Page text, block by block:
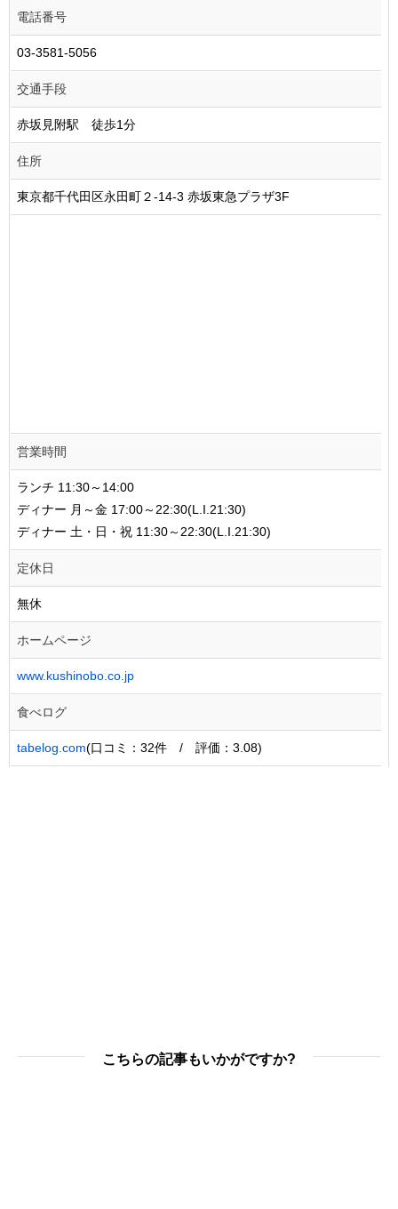
電話番号
03-3581-5056
交通手段
赤坂見附駅 徒歩1分
住所
東京都千代田区永田町２-14-3 赤坂東急プラザ3F
営業時間
ランチ 11:30～14:00
ディナー 月～金 17:00～22:30(L.I.21:30)
ディナー 土・日・祝 11:30～22:30(L.I.21:30)
定休日
無休
ホームページ
www.kushinobo.co.jp
食べログ
tabelog.com(口コミ：32件 / 評価：3.08)
こちらの記事もいかがですか?